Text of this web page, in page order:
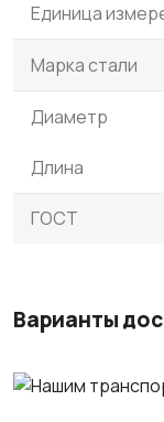
Единица
Марка стали
Диаметр
Длина
ГОСТ
Варианты